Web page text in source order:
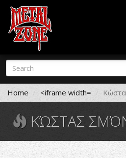
Skip
main
content
Search
form
Search
Home <iframe width=
ΚΏΣΤΑΣ